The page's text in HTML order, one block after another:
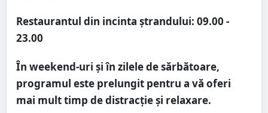
Restaurantul din incinta ștrandului: 09.00 -
23.00
În weekend-uri și în zilele de sărbătoare,
programul este prelungit pentru a vă oferi
mai mult timp de distracție și relaxare.